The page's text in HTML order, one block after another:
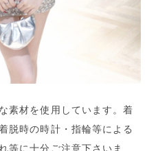
素材を使用しています。着
脱時の時計・指輪等による
等に十分ご注意下さいま